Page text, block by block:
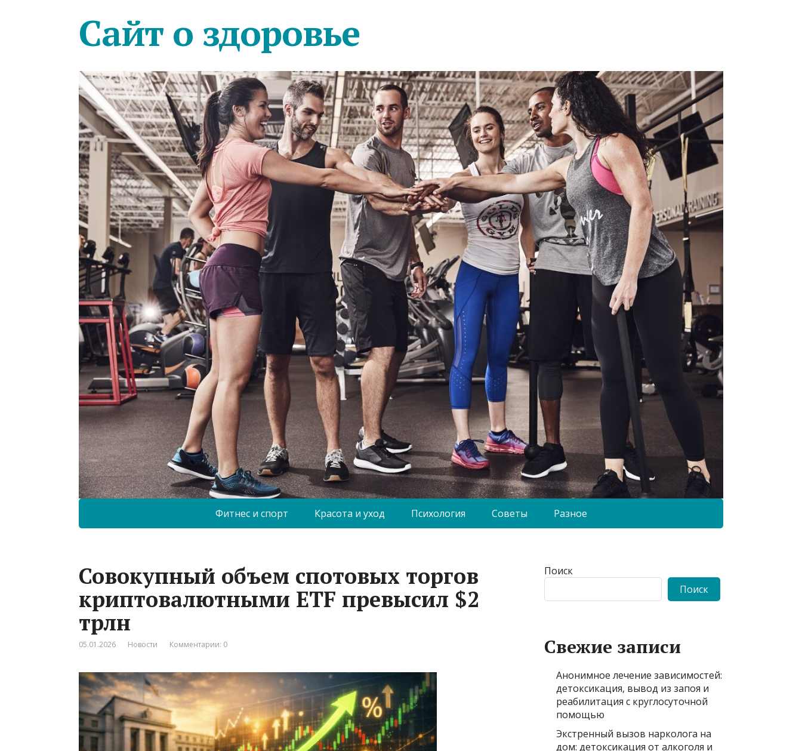
Сайт о здоровье
Фитнес и спорт Красота и уход Психология Советы Разное
Совокупный объем спотовых торгов
криптовалютными ETF превысил $2
трлн
05.01.2026 Новости Комментарии: 0
Поиск
Поиск
Свежие записи
Анонимное лечение зависимостей:
детоксикация, вывод из запоя и
реабилитация с круглосуточной
помощью
Экстренный вызов нарколога на
дом: детоксикация от алкоголя и